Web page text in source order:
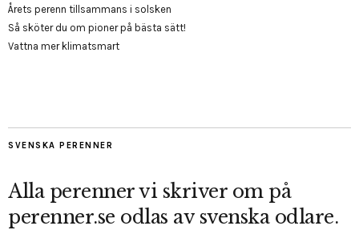
Årets perenn tillsammans i solsken
Så sköter du om pioner på bästa sätt!
Vattna mer klimatsmart
SVENSKA PERENNER
Alla perenner vi skriver om på
perenner.se odlas av svenska odlare.